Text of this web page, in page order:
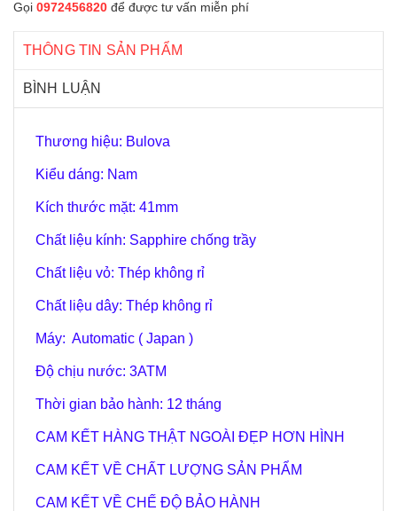
Gọi 0972456820 để được tư vấn miễn phí
THÔNG TIN SẢN PHẨM
BÌNH LUẬN
Thương hiệu: Bulova
Kiểu dáng: Nam
Kích thước mặt: 41mm
Chất liệu kính: Sapphire chống trầy
Chất liệu vỏ: Thép không rỉ
Chất liệu dây: Thép không rỉ
Máy: Automatic ( Japan )
Độ chịu nước: 3ATM
Thời gian bảo hành: 12 tháng
CAM KẾT HÀNG THẬT NGOÀI ĐẸP HƠN HÌNH
CAM KẾT VỀ CHẤT LƯỢNG SẢN PHẨM
CAM KẾT VỀ CHẾ ĐỘ BẢO HÀNH